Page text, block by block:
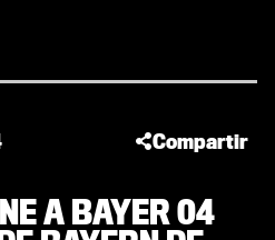
Compartir
A BAYER 04